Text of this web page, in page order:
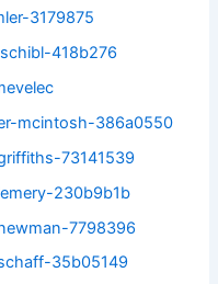
3179875
418b276
mcintosh-386a0550
73141539
230b9b1b
7798396
35b05149